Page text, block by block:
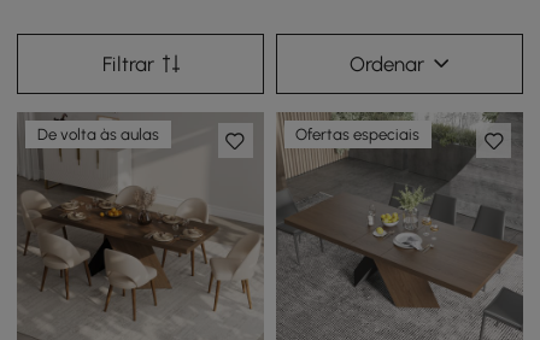
Filtrar Ordenar
De volta às aulas Ofertas especiais